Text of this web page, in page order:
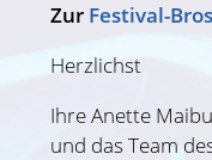
Zur Festival-
Herzlichst
Ihre Anette
und das Team